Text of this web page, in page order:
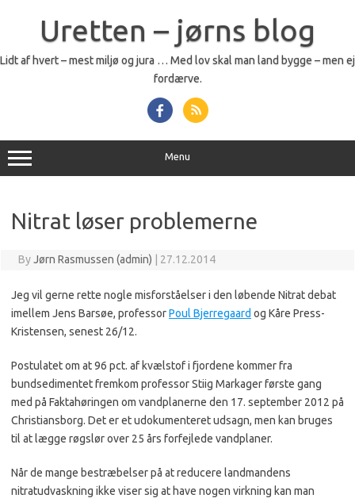
Uretten – jørns blog
Lidt af hvert – mest miljø og jura … Med lov skal man land bygge – men ej
fordærve.
Menu
Nitrat løser problemerne
ByJørn Rasmussen (admin) 27.12.2014
Jeg vil gerne rette nogle misforståelser i den løbende Nitrat debat
imellem Jens Barsøe, professorPoul Bjerregaard og Kåre Press-
Kristensen, senest 26/12.
Postulatet om at 96 pct. af kvælstof i fjordene kommer fra
bundsedimentet fremkom professor Stiig Markager første gang
med på Faktahøringen om vandplanerne den 17. september 2012 på
Christiansborg. Det er et udokumenteret udsagn, men kan bruges
til at lægge røgslør over 25 års forfejlede vandplaner.
Når de mange bestræbelser på at reducere landmandens
nitratudvaskning ikke viser sig at have nogen virkning kan man